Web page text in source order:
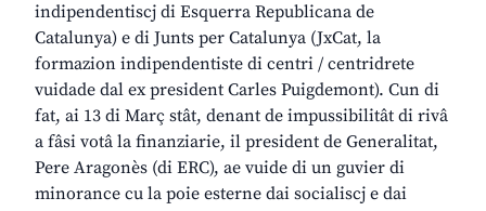
indipendentiscj di Esquerra Republicana de
Catalunya) e di Junts per Catalunya (JxCat, la
formazion indipendentiste di centri / centridrete
vuidade dal ex president Carles Puigdemont). Cun di
fat, ai 13 di Març stât, denant de impussibilitât di rivâ
a fâsi votâ la finanziarie, il president de Generalitat,
Pere Aragonès (di ERC), ae vuide di un guvier di
minorance cu la poie esterne dai socialiscj e dai